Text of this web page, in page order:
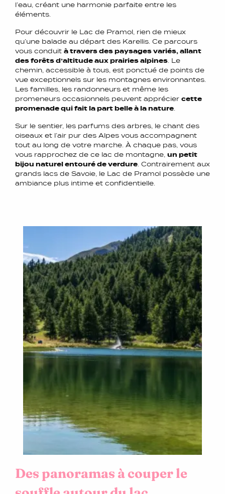
l’eau, créant une harmonie parfaite entre les
éléments.
Pour découvrir le Lac de Pramol, rien de mieux
qu’une balade au départ des Karellis. Ce parcours
vous conduit à travers des paysages variés, allant
des forêts d’altitude aux prairies alpines . Le
chemin, accessible à tous, est ponctué de points de
vue exceptionnels sur les montagnes environnantes.
Les familles, les randonneurs et même les
promeneurs occasionnels peuvent apprécier cette
promenade qui fait la part belle à la nature
Sur le sentier, les parfums des arbres, le chant des
oiseaux et l’air pur des Alpes vous accompagnent
tout au long de votre marche. À chaque pas, vous
vous rapprochez de ce lac de montagne, un petit
bijou naturel entouré de verdure . Contrairement aux
grands lacs de Savoie, le Lac de Pramol possède une
ambiance plus intime et confidentielle.
Des panoramas à couper le